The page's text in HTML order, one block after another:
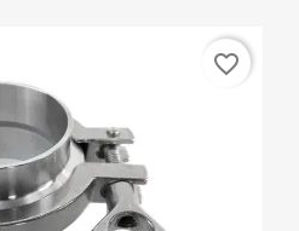
favorite_border